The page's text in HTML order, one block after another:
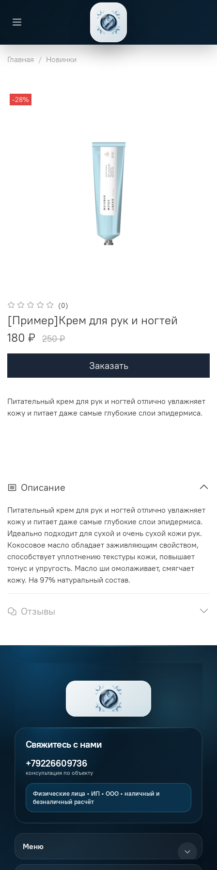
Главная Новинки
-28%
(0)
[Пример]Крем для рук и ногтей
180 ₽
250 ₽
Заказать
Питательный крем для рук и ногтей отлично увлажняет
кожу и питает даже самые глубокие слои эпидермиса.
Описание
Питательный крем для рук и ногтей отлично увлажняет
кожу и питает даже самые глубокие слои эпидермиса.
Идеально подходит для сухой и очень сухой кожи рук.
Кокосовое масло обладает заживляющим свойством,
способствует уплотнению текстуры кожи, повышает
тонус и упругость. Масло ши омолаживает, смягчает
кожу. На 97% натуральный состав.
Отзывы
Меню
+79226609736
консультация по объекту